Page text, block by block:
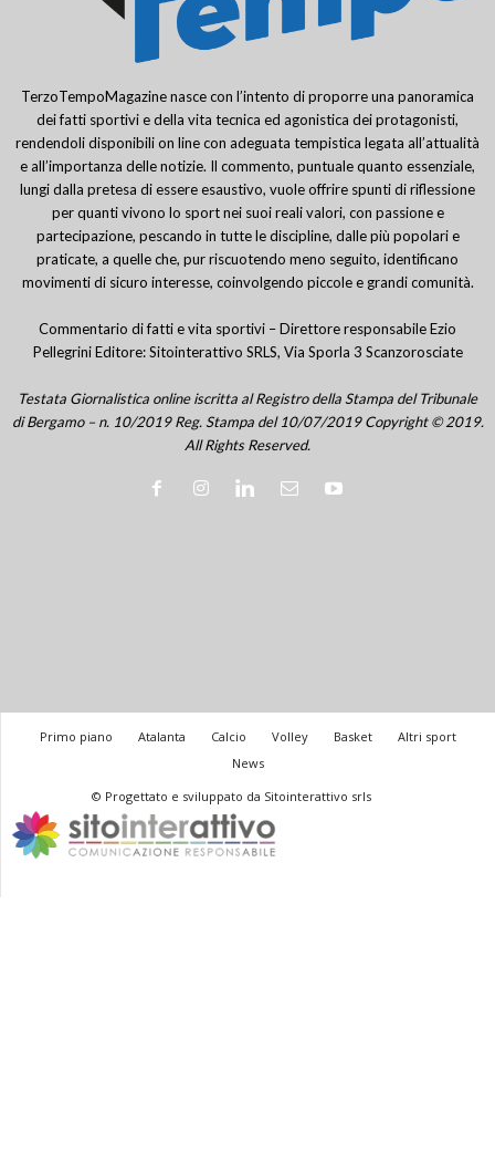
TerzoTempoMagazine nasce con l’intento di proporre una panoramica
dei fatti sportivi e della vita tecnica ed agonistica dei protagonisti,
rendendoli disponibili on line con adeguata tempistica legata all’attualità
e all’importanza delle notizie. Il commento, puntuale quanto essenziale,
lungi dalla pretesa di essere esaustivo, vuole offrire spunti di riflessione
per quanti vivono lo sport nei suoi reali valori, con passione e
partecipazione, pescando in tutte le discipline, dalle più popolari e
praticate, a quelle che, pur riscuotendo meno seguito, identificano
movimenti di sicuro interesse, coinvolgendo piccole e grandi comunità.
Commentario di fatti e vita sportivi – Direttore responsabile Ezio
Pellegrini Editore: Sitointerattivo SRLS, Via Sporla 3 Scanzorosciate
Testata Giornalistica online iscritta al Registro della Stampa del Tribunale
di Bergamo – n. 10/2019 Reg. Stampa del 10/07/2019 Copyright © 2019.
All Rights Reserved.
Primo piano Atalanta Calcio Volley Basket
Altri sport
News
© Progettato e sviluppato da Sitointerattivo srls